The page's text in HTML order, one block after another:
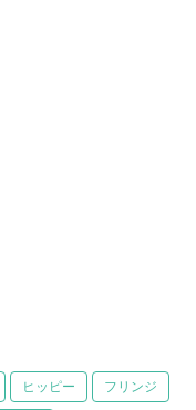
ヒッピー フリンジ